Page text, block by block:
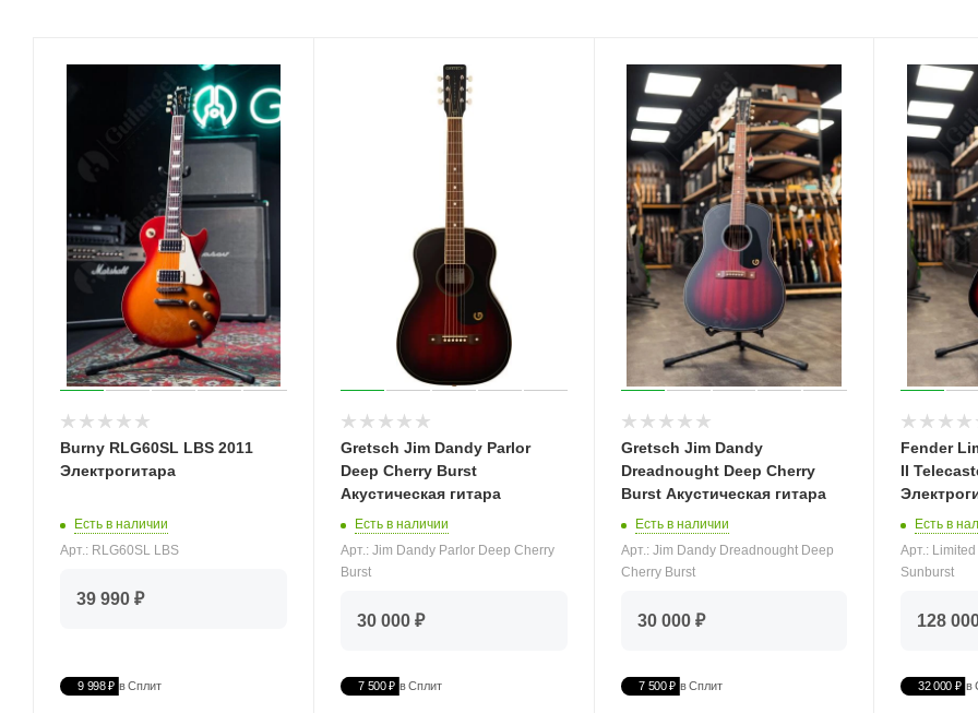
Burny RLG60SL LBS 2011
Электрогитара
Есть в наличии
Арт.: RLG60SL LBS
39 990 ₽
9 998 ₽ в Сплит
Gretsch Jim Dandy Parlor
Deep Cherry Burst
Акустическая гитара
Есть в наличии
Арт.: Jim Dandy Parlor Deep Cherry
Burst
30 000 ₽
7 500 ₽ в Сплит
Gretsch Jim Dandy
Dreadnought Deep Cherry
Burst Акустическая гитара
Есть в наличии
Арт.: Jim Dandy Dreadnought Deep
Cherry Burst
30 000 ₽
7 500 ₽ в Сплит
Fender
II
Есть в
Арт.:
Sunburst
128
32 000 ₽ в